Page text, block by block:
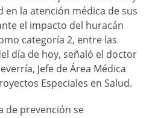
la atención médica de sus
el impacto del huracán
categoría 2, entre las
día de hoy, señaló el doctor
Jefe de Área Médica
Especiales en Salud.
de prevención se